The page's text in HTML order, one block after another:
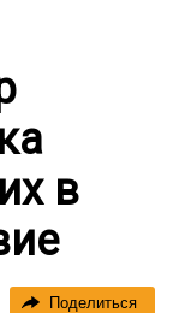
в
Поделиться